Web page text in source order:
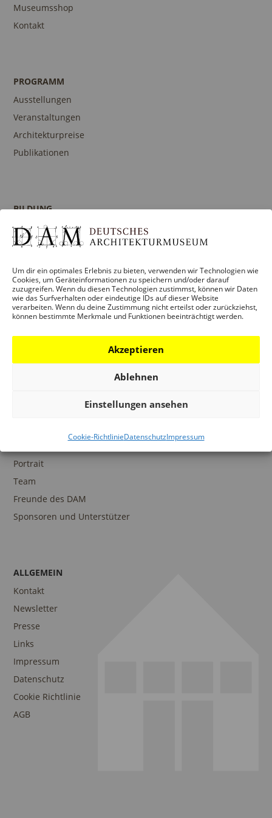
Um dir ein optimales Erlebnis zu bieten, verwenden wir Technologien wie
Cookies, um Geräteinformationen zu speichern und/oder darauf
zuzugreifen. Wenn du diesen Technologien zustimmst, können wir Daten
wie das Surfverhalten oder eindeutige IDs auf dieser Website
verarbeiten. Wenn du deine Zustimmung nicht erteilst oder zurückziehst,
können bestimmte Merkmale und Funktionen beeinträchtigt werden.
Akzeptieren
Ablehnen
Einstellungen ansehen
Cookie-RichtlinieDatenschutzImpressum
Museumsshop
Kontakt
PROGRAMM
Ausstellungen
Veranstaltungen
Architekturpreise
Publikationen
BILDUNG
Programm
Führungen und Touren
Ansprechpartner
SAMMLUNGEN
Portrait
Team
Freunde des DAM
Sponsoren und Unterstützer
ALLGEMEIN
Kontakt
Newsletter
Presse
Links
Impressum
Datenschutz
Cookie Richtlinie
AGB